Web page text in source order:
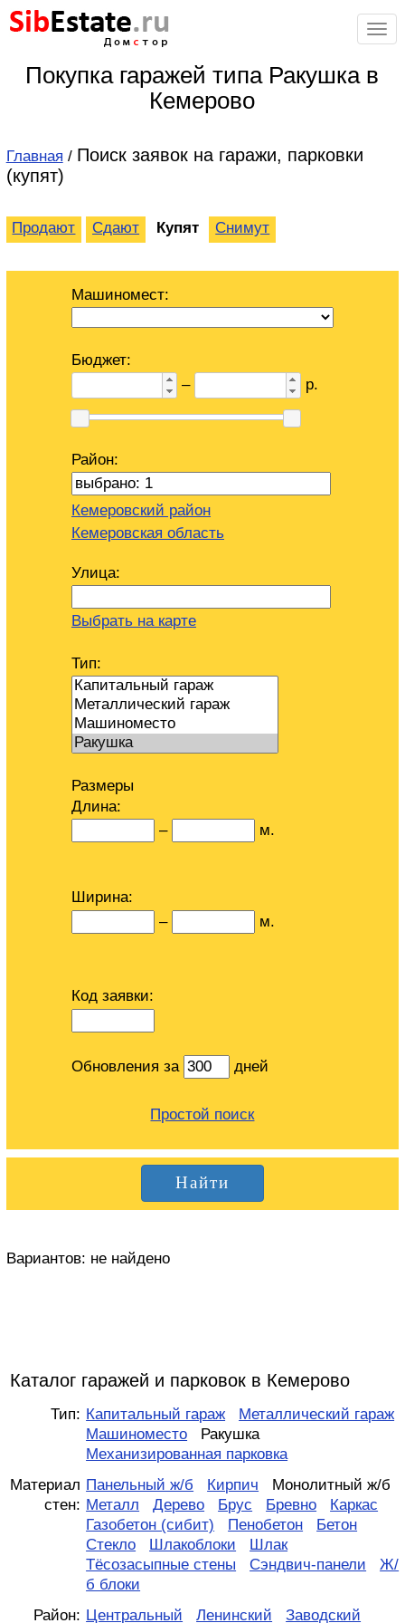
SibEstate.ru
стор
Покупка гаражей типа Ракушка в
Кемерово
Главная / Поиск заявок на гаражи, парковки
(купят)
Продают Сдают Купят Снимут
Машиномест:
Бюджет:
–
р.
Район:
Кемеровский район
Кемеровская область
Улица:
Выбрать на карте
Тип:
Размеры
Длина:
–
м.
Ширина:
–
м.
Код заявки:
Обновления за дней
Простой поиск
Вариантов: не найдено
Каталог гаражей и парковок в Кемерово
Тип: Капитальный гараж
Металлический гараж
Машиноместо
Ракушка
Механизированная парковка
Материал
стен:
Панельный ж/б Кирпич
Монолитный ж/б
Металл
Дерево Брус Бревно
Каркас
Газобетон (сибит)
Пенобетон
Бетон
Стекло
Шлакоблоки
Шлак
Тёсозасыпные стены
Сэндвич-панели
Ж/
б блоки
Район: Центральный Ленинский Заводский